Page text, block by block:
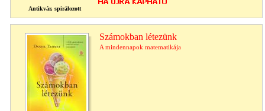
Antikvár, spirálozott
Számokban létezünk
A mindennapok matematikája